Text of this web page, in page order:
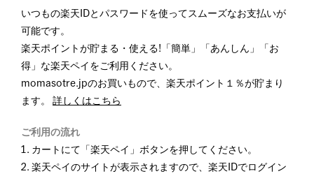
いつもの楽天IDとパスワードを使ってスムーズなお支払いが
可能です。
楽天ポイントが貯まる・使える!「簡単」「あんしん」「お
得」な楽天ペイをご利用ください。
momasotre.jpのお買いもので、楽天ポイント１％が貯まり
ます。 詳しくはこちら
ご利用の流れ
カートにて「楽天ペイ」ボタンを押してください。
楽天ペイのサイトが表示されますので、楽天IDでログイン